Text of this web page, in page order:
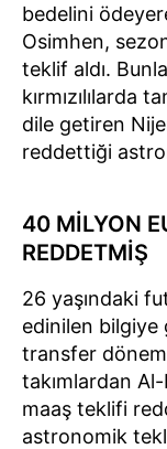
bedelini
Osimhen,
teklif aldı.
kırmızılılarda
dile getiren
reddettiği
40 MİLYON
REDDETMİŞ
26 yaşındaki
edinilen bilgiye
transfer
takımlardan
maaş teklifi
astronomik